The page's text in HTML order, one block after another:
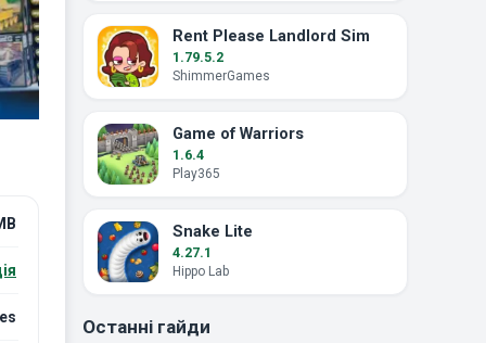
Rent Please Landlord Sim
1.79.5.2
ShimmerGames
Game of Warriors
1.6.4
Play365
Snake Lite
4.27.1
Hippo Lab
Останні гайди